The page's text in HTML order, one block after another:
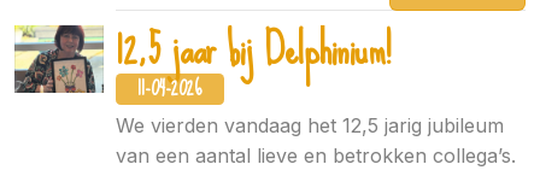
12,5 jaar bij Delphinium!
11-04-2026
We vierden vandaag het 12,5 jarig jubileum
van een aantal lieve en betrokken collega’s.